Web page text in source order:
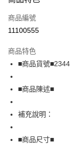
信用卡一次付款
超商取貨付款
Apple Pay
街口支付
全盈+PAY
AFTEE先享後付
商品編號
11100555
商品特色
■商品貨號
■商品陳述■
補充說明：
■商品尺寸■